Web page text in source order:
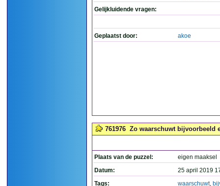
Gelijkluidende vragen:
Geplaatst door: akoe
761976 Zo waarschuwt bijvoorbeeld
Plaats van de puzzel:
eigen maaksel
Datum:
25 april 2019
Tags:
waarschuwt,